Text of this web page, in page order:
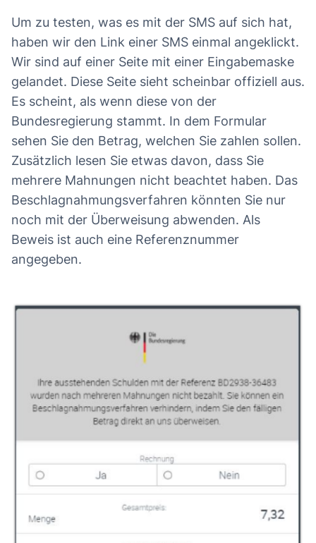
Programmübersicht enthaltene
Kontaktformular „zur Teilnahme“ auf unserer
Webseite, um Ihr Interesse an dem
attraktiven Angebot zu bestätigen.
Für die Programmeinsicht benötigen Sie
einen persönlichen Zugangscode, da das
Angebot nicht öffentlich zugänglich ist.
Diesen finden Sie weiter unten in dieser E-
Mail.
HIER GEHT ES ZUM PILOTPROGRAMM
nicht öffentlichen Bereich unserer Webseite
Mit diesem persönlichen Schlüssel können
Sie die Sonderinhalte freischalten lassen:
Mit freundlichen Grüßen,
Tobias Marktscheffel,
D‌i‌e Bu‌ndes‌r‌e‌gi‌e‌ru‌n‌g.
Aufrichtig,
Le Gouvernement Fédéral
Um zu testen, was es mit der SMS auf sich hat,
haben wir den Link einer SMS einmal angeklickt.
Wir sind auf einer Seite mit einer Eingabemaske
gelandet. Diese Seite sieht scheinbar offiziell aus.
Es scheint, als wenn diese von der
Bundesregierung stammt. In dem Formular
sehen Sie den Betrag, welchen Sie zahlen sollen.
Zusätzlich lesen Sie etwas davon, dass Sie
mehrere Mahnungen nicht beachtet haben. Das
Beschlagnahmungsverfahren könnten Sie nur
noch mit der Überweisung abwenden. Als
Beweis ist auch eine Referenznummer
angegeben.